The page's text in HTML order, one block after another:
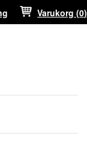
Varukorg (0)